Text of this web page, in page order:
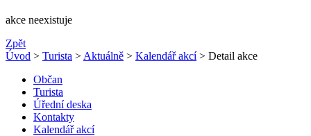
akce neexistuje
Zpět
Úvod > Turista > Aktuálně > Kalendář akcí> Detail akce
Občan
Turista
Úřední deska
Kontakty
Kalendář akcí